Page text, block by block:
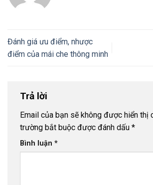
Đánh giá ưu điểm, nhược
điểm của mái che thông minh
Trả lời
Email của bạn sẽ không được hiển thị
trường bắt buộc được đánh dấu *
Bình luận *